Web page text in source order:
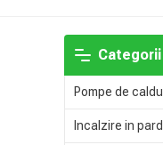
Categorii
Pompe de
Incalzire in